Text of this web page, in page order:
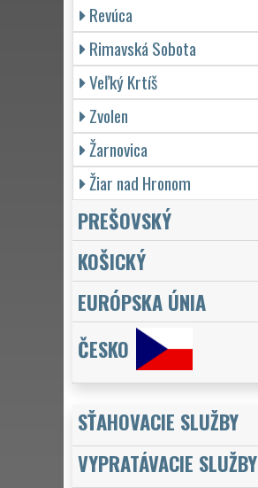
Revúca
Rimavská Sobota
Veľký Krtíš
Zvolen
Žarnovica
Žiar nad Hronom
PREŠOVSKÝ
KOŠICKÝ
EURÓPSKA ÚNIA
ČESKO
SŤAHOVACIE SLUŽBY
VYPRATÁVACIE SLUŽBY